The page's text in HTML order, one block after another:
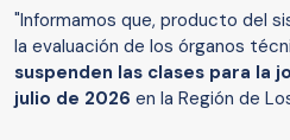
"Informamos que, producto del
la evaluación de los órganos
suspenden las clases para la
julio de 2026 en la Región de